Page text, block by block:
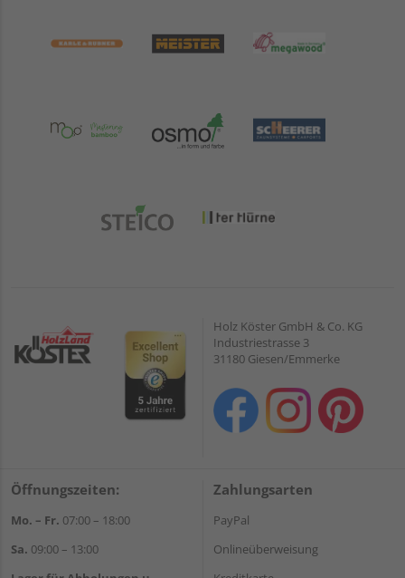
Holz Köster GmbH & Co. KG
Industriestrasse 3
31180 Giesen/Emmerke
Öffnungszeiten:
Mo. – Fr. 07:00 – 18:00
Sa. 09:00 – 13:00
Zahlungsarten
PayPal
Onlineüberweisung